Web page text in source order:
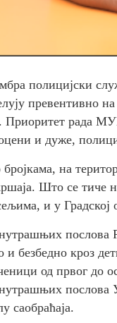
полицијски
превентивно
Приоритет рада
и дуже,
на
Што се тиче
и у
послова
и безбедно кроз
од првог до
послова
саобраћаја.